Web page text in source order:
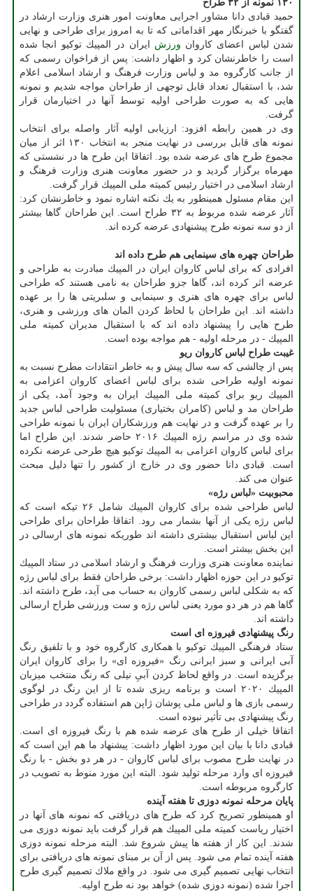
۱۳۰ نمونه از ۳۲ طراح
حمید قبادی دانا مشاور اجرایی معاونت امور هنری وزارت ارشاد در
گفتگو با خبرنگار مهر اقداماتی كه تا به امروز برای طراحی و نهایی
شدن لباس اعضای كاروان ورزش ایران در المپیك توكیو انجا شده
است را خاطرنشان كرد و اظهار داشت: پس از فراخوان رسمی كه
از جانب كارگروه مد و لباس وزارت فرهنگ و ارشاد اسلامی اعلام
شد، با استقبال تعداد قابل توجهی از طراحان مواجه شدیم و نمونه
هایی كه به صورت طراحی اولیه توسط آنها در اختیارمان قرار
گرفت.
وی در همین رابطه افزود: ارزیابی اولیه آثار واصله برای انتخاب
نمونه های قابل بررسی در نهایت منجر به انتخاب ۱۳۰ اثر از میان
مجموع طرح های عرضه شده بود. اتفاقا این طرح ها در نشستی كه
مهرماه برگزار گردید و در حضور معاونت هنری وزارت فرهنگ و
ارشاد اسلامی در اختیار رئیس كمیته ملی المپیك قرار گرفت.
این مقام مسئول همینطور به یك نكته اشاره نمود و خاطرنشان كرد:
آثار عرضه شده مربوط به ۳۲ طراح است. این طراحان گاها بیشتر
از دو سه نمونه طرح پیشنهادی عرضه كرده اند.
طراحان چهره های سینمایی هم طرح داده اند
افرادی كه برای لباس كاروان ایران در المپیك مبادرت به طراحی و
عرضه اثر كرده اند، گاها جزو طراحان به نامی هستند كه طراحی
لباس برای چهره های هنری و سینمایی و سلبریتی ها را بر عهده
داشته اند. این طراحان با لحاظ كردن المان های ورزشی و هنری،
طرح هایی را پیشنهاد داده اند كه با استقبال مدیران كمیته ملی
المپیك - در مرحله اولیه - هم مواجه بوده است.
غیبت طراح لباس كاروان ریو
پس از چالشی كه سه سال پیش و به خاطر انتقادات مطرح نسبت به
نمونه اولیه طراحی شده برای لباس اعضای كاروان اعزامی به
المپیك ریو برای كمیته ملی المپیك ایران به وجود آمد، یكی از
طراحان مد و لباس (كامران بختیاری) مسئولیت طراحی لباس جدید
را بر عهده گرفت و در نهایت هم ورزشكاران ایران با نمونه طراحی
شده وی در مراسم رژه المپیك ۲۰۱۶ حاضر شدند. این طراح اما
برای لباس كاروان اعزامی به المپیك توكیو هیچ طرحی عرضه نكرده
است. قبادی دانا حضور وی در خارج از كشور را تنها دلیل مبحث
عنوان می كند.
محبوبیت «لباس رژه»
لباس طراحی شده برای كاروان المپیك شامل ۲۶ تیكه است كه
لباس رژه یكی از آنها بشمار می رود. اتفاقا طراحان برای طراحی
این لباس استقبال بیشتری داشته اند طوریكه نمونه های ارسالی در
این بخش بیشتر است.
نماینده معاونت هنری وزارت فرهنگ و ارشاد اسلامی در ستاد المپیك
توكیو در این حوزه اظهار داشت: برخی طراحان فقط برای لباس رژه
كه به شكلی لباس رسمی كاروان به حساب می آید، طرح داشته اند.
گاها هم در هر دو مورد یعنی لباس رژه و ست ورزشی طراح ارسالی
داشته اند.
رنگ پیشنهادی فیروزه ای است
ستاد فرهنگی المپیك توكیو با همكاری كارگروه خود و با تلفیق رنگ
آبی ایرانی و سبز ایرانی رنگ «فیروزه ای» را برای كاروان ایران
برگزیده است. در واقع لحاظ كردن آبیِ نیلی كه رنگ منتخب میزبان
المپیك ۲۰۲۰ است و برنامه ریزی شده تا از این رنگ در لوگوی
رسمی بازی ها و لباس ملی پوشان ژاپن هم استفاده گردد در طراحی
رنگ پیشنهادی بی تأثیر نبوده است.
اتفاقا خیلی از طرح های عرضه شده هم با رنگ فیروزه ای است.
قبادی دانا با بیان این مورد اظهار داشت: پیشنهاد ما هم این است كه
در نهایت طرح مصوب برای لباس كاروان - در هر دو بخش - با رنگ
فیروزه ای وارد مرحله تولید شود. البته این مورد منوط به تصویب در
كارگروه مربوطه است.
پایان مرحله نمونه دوزی تا هفته آینده
او همینطور تصریح كرد كه طرح های دریافتی كه نمونه های آنها در
اختیار ریاست كمیته ملی المپیك هم قرار گرفت باید نمونه دوزی می
شدند. این كار از هفته ها پیش شروع شد. البته مرحله نمونه دوزی
هفته آینده تمام می شود. پس از آن بر مبنای نمونه های دریافتی برای
انتخاب نهایی تصمیم گیری می شود. در واقع ملاك تصمیم گیری طرح
اجرا شده (نمونه دوزی شده) خواهد بود نه طرح اولیه.